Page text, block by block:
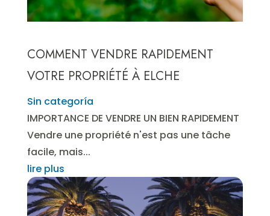
COMMENT VENDRE RAPIDEMENT
VOTRE PROPRIÉTÉ À ELCHE
Sin categoría
IMPORTANCE DE VENDRE UN BIEN RAPIDEMENT
Vendre une propriété n'est pas une tâche
facile, mais...
lire plus